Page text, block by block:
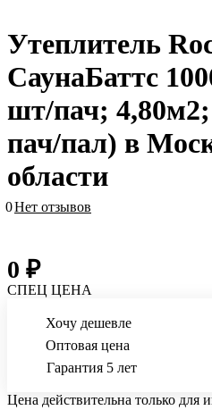
Утеплитель
СаунаБаттс
шт/пач;
пач/пал) в
области
0Нет отзывов
0 ₽
СПЕЦ ЦЕНА
Хочу дешевле
Оптовая цена
Гарантия 5 лет
Цена действительна только для